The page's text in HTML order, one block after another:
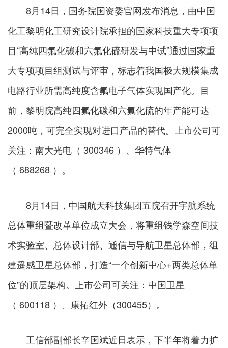
8月14日，国务院国资委官网发布消息，由中国
化工黎明化工研究设计院承担的国家科技重大专项项
目“高纯四氟化碳和六氟化硫研发与中试”通过国家重
大专项项目组测试与评审，标志着我国极大规模集成
电路行业所需高纯度含氟电子气体实现国产化。目
前，黎明院高纯四氟化碳和六氟化硫的年产能可达
2000吨，可完全实现对进口产品的替代。上市公司可
关注：南大光电（ 300346 ）、华特气体
（ 688268 ）。
8月14日，中国航天科技集团五院召开宇航系统
总体重组暨改革单位成立大会，将重组钱学森空间技
术实验室、总体设计部、通信与导航卫星总体部，组
建遥感卫星总体部，打造“一个创新中心+两类总体单
位”的顶层架构。上市公司可关注：中国卫星
（ 600118 ）、康拓红外（300455）。
工信部副部长辛国斌近日表示，下半年将着力扩